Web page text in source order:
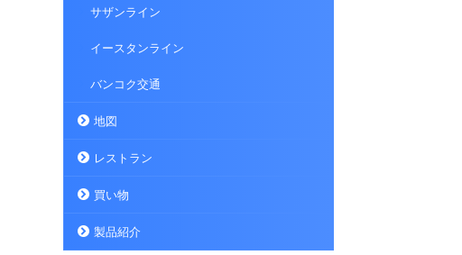
サザンライン
イースタンライン
バンコク交通
地図
レストラン
買い物
製品紹介